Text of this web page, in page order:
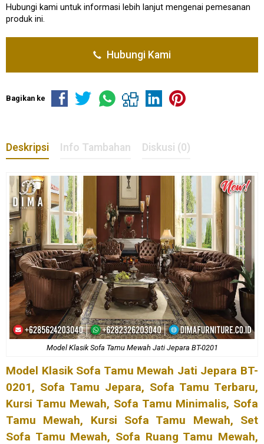
Hubungi kami untuk informasi lebih lanjut mengenai pemesanan
produk ini.
Hubungi Kami
Bagikan ke
Deskripsi Info Tambahan Diskusi (0)
Model Klasik Sofa Tamu Mewah Jati Jepara BT-0201
Model Klasik Sofa Tamu Mewah Jati Jepara BT-
0201, Sofa Tamu Jepara, Sofa Tamu Terbaru,
Kursi Tamu Mewah, Sofa Tamu Minimalis, Sofa
Tamu Mewah, Kursi Sofa Tamu Mewah, Set
Sofa Tamu Mewah, Sofa Ruang Tamu Mewah,